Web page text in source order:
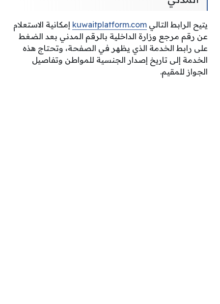
يتيح الرابط التالي kuwaitplatform.com إمكانية الاستعلام
عن رقم مرجع وزارة الداخلية بالرقم المدني بعد الضغط
على رابط الخدمة الذي يظهر في الصفحة، وتحتاج هذه
الخدمة إلى تاريخ إصدار الجنسية للمواطن وتفاصيل
الجواز للمقيم.